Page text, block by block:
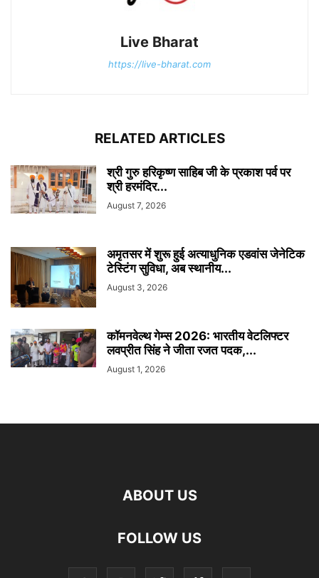
Live Bharat
https://live-bharat.com
RELATED ARTICLES
श्री गुरु हरिकृष्ण साहिब जी के प्रकाश पर्व पर
श्री हरमंदिर...
August 7, 2026
अमृतसर में शुरू हुई अत्याधुनिक एडवांस जेनेटिक
टेस्टिंग सुविधा, अब स्थानीय...
August 3, 2026
कॉमनवेल्थ गेम्स 2026: भारतीय वेटलिफ्टर
लवप्रीत सिंह ने जीता रजत पदक,...
August 1, 2026
ABOUT US
FOLLOW US